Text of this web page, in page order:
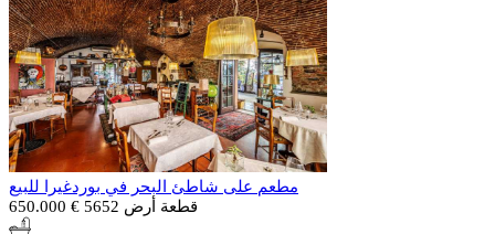
مطعم على شاطئ البحر في بوردغيرا للبيع
قطعة أرض 5652
€ 650.000